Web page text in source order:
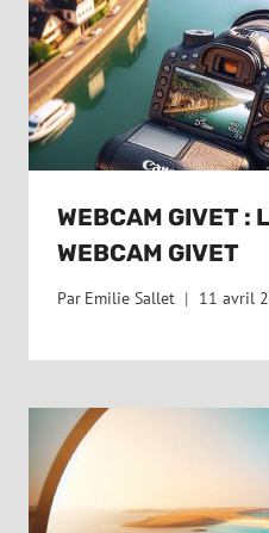
WEBCAM GIVET :
WEBCAM GIVET
Par Emilie Sallet 11 avril